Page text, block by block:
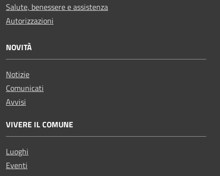
Salute, benessere e assistenza
Autorizzazioni
NOVITÀ
Notizie
Comunicati
Avvisi
VIVERE IL COMUNE
Luoghi
Eventi